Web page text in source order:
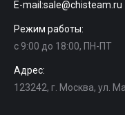
E-mail:sale@chisteam.ru
Режим работы:
с 9:00 до 18:00, ПН-ПТ
Адрес:
123242, г. Москва, ул.